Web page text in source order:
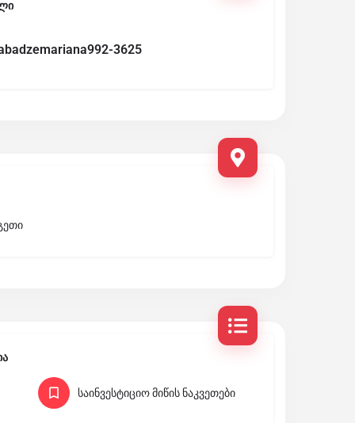
3625
საინვესტიციო მიწის ნაკვეთები